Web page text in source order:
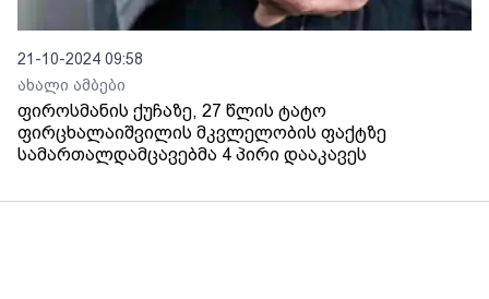
21-10-2024 09:58
ახალი ამბები
ფიროსმანის ქუჩაზე, 27 წლის ტატო
ფირცხალაიშვილის მკვლელობის ფაქტზე
სამართალდამცავებმა 4 პირი დააკავეს